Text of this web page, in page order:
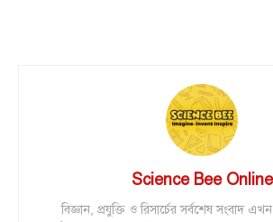
Science Bee Online
বিজ্ঞান, প্রযুক্তি ও রিসার্চের সর্বশেষ সংবাদ